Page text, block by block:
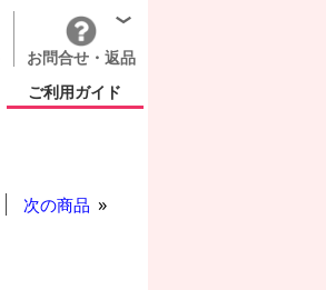
お問合せ・返品
ご利用ガイド
次の商品